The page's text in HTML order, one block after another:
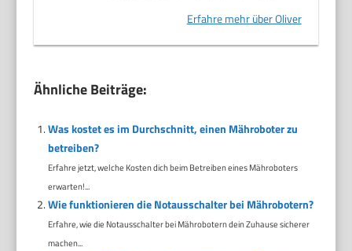
Erfahre mehr über Oliver
Ähnliche Beiträge:
Was kostet es im Durchschnitt, einen Mähroboter zu
betreiben?
Erfahre jetzt, welche Kosten dich beim Betreiben eines Mähroboters
erwarten!...
Wie funktionieren die Notausschalter bei Mährobotern?
Erfahre, wie die Notausschalter bei Mährobotern dein Zuhause sicherer
machen...